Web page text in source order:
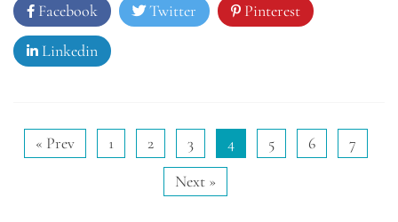
Facebook Twitter Pinterest
Linkedin
« Prev 1 2 3 4 5 6
7
Next »